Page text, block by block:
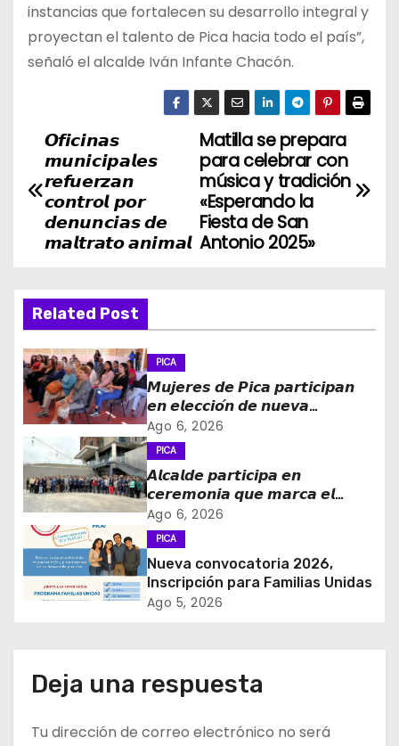
instancias que fortalecen su desarrollo integral y
proyectan el talento de Pica hacia todo el país”,
señaló el alcalde Iván Infante Chacón.
N
a
g
a
c
i
ó
n
d
e
e
t
Matilla se prepara
para celebrar con
música y tradición
«Esperando la
Fiesta de San
Antonio 2025»
𝙊𝙛𝙞𝙘𝙞𝙣𝙖𝙨
𝙢𝙪𝙣𝙞𝙘𝙞𝙥𝙖𝙡𝙚𝙨
𝙧𝙚𝙛𝙪𝙚𝙧𝙯𝙖𝙣
𝙘𝙤𝙣𝙩𝙧𝙤𝙡 𝙥𝙤𝙧
𝙙𝙚𝙣𝙪𝙣𝙘𝙞𝙖𝙨 𝙙𝙚
𝙢𝙖𝙡𝙩𝙧𝙖𝙩𝙤 𝙖𝙣𝙞𝙢𝙖𝙡
Related Post
PICA
𝙈𝙪𝙟𝙚𝙧𝙚𝙨 𝙙𝙚 𝙋𝙞𝙘𝙖 𝙥𝙖𝙧𝙩𝙞𝙘𝙞𝙥𝙖𝙣
𝙚𝙣 𝙚𝙡𝙚𝙘𝙘𝙞𝙤́𝙣 𝙙𝙚 𝙣𝙪𝙚𝙫𝙖
𝙙𝙞𝙧𝙚𝙘𝙩𝙞𝙫𝙖 𝙙𝙚 𝙡𝙖 𝙈𝙚𝙨𝙖 𝙙𝙚 𝙡𝙖
𝙈𝙪𝙟𝙚𝙧 𝙍𝙪𝙧𝙖𝙡 𝙚 𝙄𝙣𝙙𝙞́𝙜𝙚𝙣𝙖
Ago 6, 2026
PICA
𝘼𝙡𝙘𝙖𝙡𝙙𝙚 𝙥𝙖𝙧𝙩𝙞𝙘𝙞𝙥𝙖 𝙚𝙣
𝙘𝙚𝙧𝙚𝙢𝙤𝙣𝙞𝙖 𝙦𝙪𝙚 𝙢𝙖𝙧𝙘𝙖 𝙚𝙡
𝙞𝙣𝙜𝙧𝙚𝙨𝙤 𝙙𝙚 𝙚𝙜𝙧𝙚𝙨𝙖𝙙𝙤𝙨 𝙙𝙚𝙡
𝙇𝙞𝙘𝙚𝙤 𝘽𝙞𝙘𝙚𝙣𝙩𝙚𝙣𝙖𝙧𝙞𝙤 𝙋𝙖𝙙𝙧𝙚
𝘼𝙡𝙗𝙚𝙧𝙩𝙤 𝙃𝙪𝙧𝙩𝙖𝙙𝙤 𝙙𝙚 𝙋𝙞𝙘𝙖 𝙖 𝙡𝙖
𝙞𝙣𝙙𝙪𝙨𝙩𝙧𝙞𝙖 𝙢𝙞𝙣𝙚𝙧𝙖
Ago 6, 2026
PICA
Nueva convocatoria 2026,
Inscripción para Familias Unidas
Ago 5, 2026
Deja una respuesta
Tu dirección de correo electrónico no será